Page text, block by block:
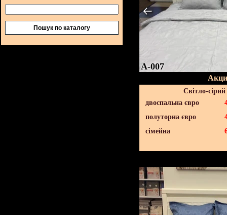
Пошук по каталогу
A-007
Світло-
двоспальна євро
полуторна євро
сімейна